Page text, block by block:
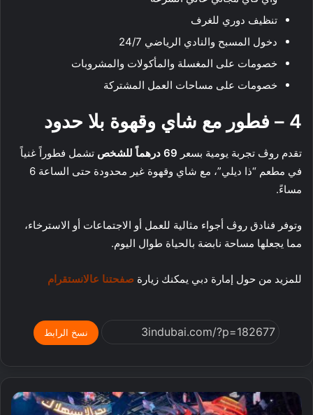
تنظيف دوري للغرف
دخول المسبح والنادي الرياضي 24/7
خصومات على المغسلة والمأكولات والمشروبات
خصومات على مساحات العمل المشتركة
4 – فطور مع شاي وقهوة بلا حدود
تقدم روڤ تجربة يومية بسعر 69 درهماً للشخص
تشمل فطوراً غنياً
في مطعم “ذا ديلي”، مع شاي وقهوة غير محدودة حتى الساعة 6
مساءً.
وتوفر فنادق روڤ أجواء مثالية للعمل أو الاجتماعات أو الاسترخاء،
مما يجعلها مساحة نابضة بالحياة طوال اليوم.
للمزيد من حول إمارة دبي يمكنك زيارة صفحتنا عالانستقرام
نسخ الرابط